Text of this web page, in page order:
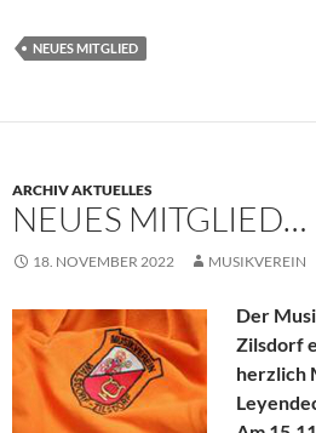
NEUES MITGLIED
ARCHIV AKTUELLES
NEUES MITGLIED…
18. NOVEMBER 2022 MUSIKVEREIN
Der
Zilsdorf
herzlich